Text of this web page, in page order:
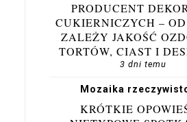
PRODUCENT
CUKIERNICZYCH –
ZALEŻY JAKOŚĆ
TORTÓW, CIAST I
3 dni temu
Mozaika
KRÓTKIE